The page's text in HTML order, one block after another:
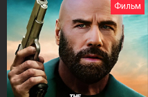
Фильм